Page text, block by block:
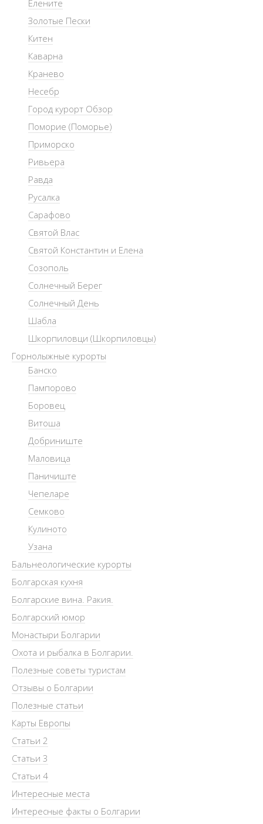
Елените
Золотые Пески
Китен
Каварна
Кранево
Несебр
Город курорт Обзор
Поморие (Поморье)
Приморско
Ривьера
Равда
Русалка
Сарафово
Святой Влас
Святой Константин и Елена
Созополь
Солнечный Берег
Солнечный День
Шабла
Шкорпиловци (Шкорпиловцы)
Горнолыжные курорты
Банско
Пампорово
Боровец
Витоша
Добриниште
Маловица
Паничиште
Чепеларе
Семково
Кулиното
Узана
Бальнеологические курорты
Болгарская кухня
Болгарские вина. Ракия.
Болгарский юмор
Монастыри Болгарии
Охота и рыбалка в Болгарии.
Полезные советы туристам
Отзывы о Болгарии
Полезные статьи
Карты Европы
Статьи 2
Статьи 3
Статьи 4
Интересные места
Интересные факты о Болгарии